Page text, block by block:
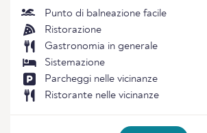
Punto di balneazione facile
Ristorazione
Gastronomia in generale
Sistemazione
Parcheggi nelle vicinanze
Ristorante nelle vicinanze